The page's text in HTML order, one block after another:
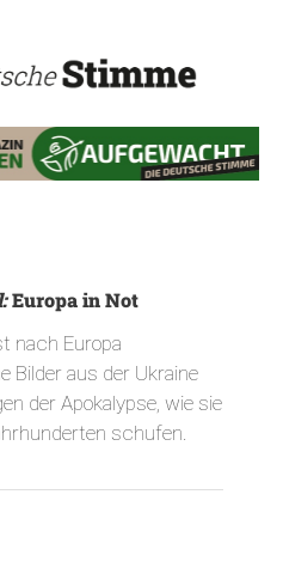
Europa in Not
nach Europa
Bilder aus der Ukraine
der Apokalypse, wie sie
schufen.